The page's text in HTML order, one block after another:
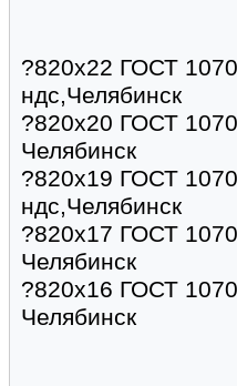
?820х22 ГОСТ
ндс,Челябинск
?820х20 ГОСТ
Челябинск
?820х19 ГОСТ
ндс,Челябинск
?820х17 ГОСТ
Челябинск
?820х16 ГОСТ
Челябинск